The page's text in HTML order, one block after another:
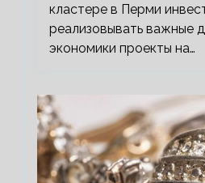
кластере в Перми
реализовывать важные
экономики проекты на…